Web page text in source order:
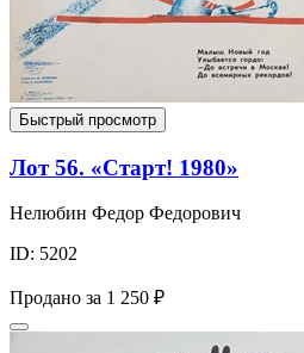
Быстрый просмотр
Лот 56. «Старт! 1980»
Нелюбин Федор Федорович
ID: 5202
Продано за 1 250 ₽